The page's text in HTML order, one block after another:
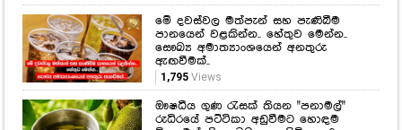
මේ දවස්වල මත්පැන් සහ පැණිබීම
පානයෙන් වළකින්න.. හේතුව මෙන්න..
සෞඛ්‍ය අමාත්‍යාංශයෙන් අනතුරු
ඇඟවීමක්..
1,795Views
ඖෂධීය ගුණ රැසක් තියන "පනාමල්"
රුධිරයේ පට්ටිකා අඩුවීමට හොඳම